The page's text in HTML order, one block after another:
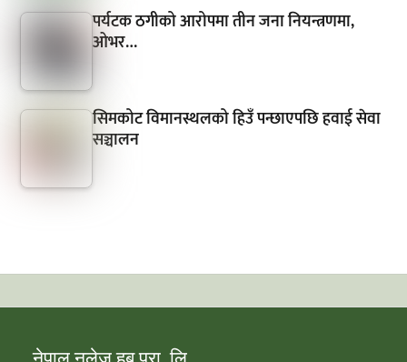
पर्यटक ठगीको आरोपमा तीन जना नियन्त्रणमा,
ओभर…
सिमकोट विमानस्थलको हिउँ पन्छाएपछि हवाई सेवा
सञ्चालन